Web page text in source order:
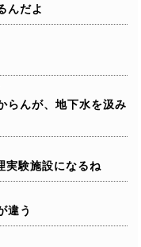
んだよ
らんが、地下水を汲み
実験施設になるね
違う